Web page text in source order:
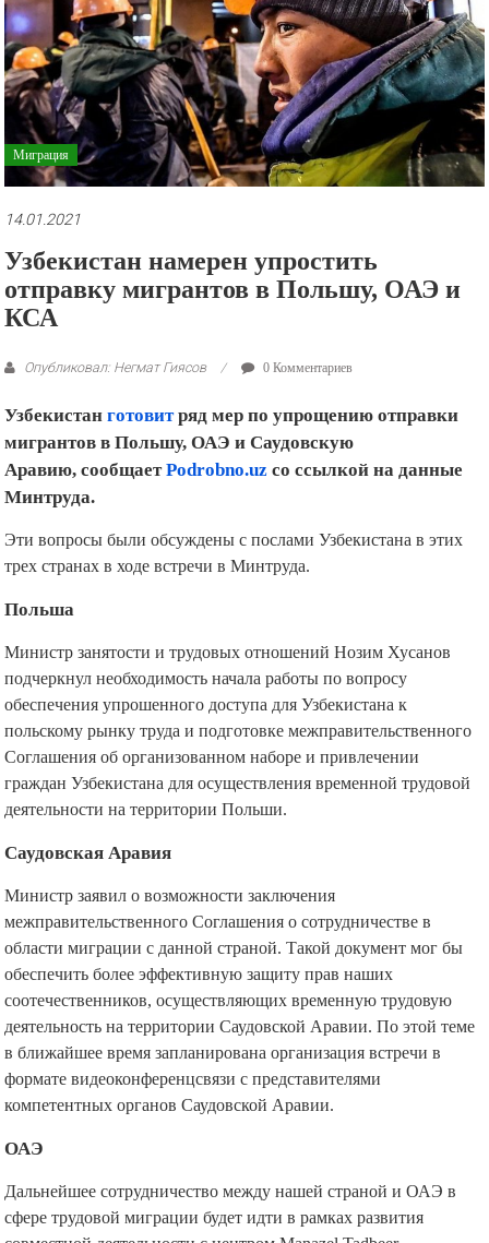
рекламные
ролики
и
презентации.
Миграция
14.01.2021
Узбекистан намерен упростить
отправку мигрантов в Польшу, ОАЭ и
КСА
Опубликовал: Негмат Гиясов 0 Комментариев
Узбекистанготовитряд мер по упрощению отправки
мигрантов в Польшу, ОАЭ и Саудовскую
Аравию, сообщаетPodrobno.uz со ссылкой на данные
Минтруда.
Эти вопросы были обсуждены с послами Узбекистана в этих
трех странах в ходе встречи в Минтруда.
Польша
Министр занятости и трудовых отношений Нозим Хусанов
подчеркнул необходимость начала работы по вопросу
обеспечения упрошенного доступа для Узбекистана к
польскому рынку труда и подготовке межправительственного
Соглашения об организованном наборе и привлечении
граждан Узбекистана для осуществления временной трудовой
деятельности на территории Польши.
Саудовская Аравия
Министр заявил о возможности заключения
межправительственного Соглашения о сотрудничестве в
области миграции с данной страной. Такой документ мог бы
обеспечить более эффективную защиту прав наших
соотечественников, осуществляющих временную трудовую
деятельность на территории Саудовской Аравии. По этой теме
в ближайшее время запланирована организация встречи в
формате видеоконференцсвязи с представителями
компетентных органов Саудовской Аравии.
ОАЭ
Дальнейшее сотрудничество между нашей страной и ОАЭ в
сфере трудовой миграции будет идти в рамках развития